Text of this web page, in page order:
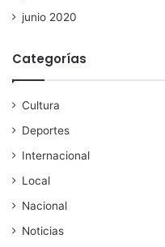
junio 2020
Categorías
Cultura
Deportes
Internacional
Local
Nacional
Noticias